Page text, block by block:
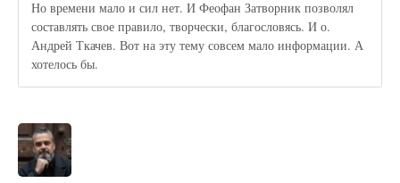
Но времени мало и сил нет. И Феофан Затворник позволял
составлять свое правило, творчески, благословясь. И о.
Андрей Ткачев. Вот на эту тему совсем мало информации. А
хотелось бы.